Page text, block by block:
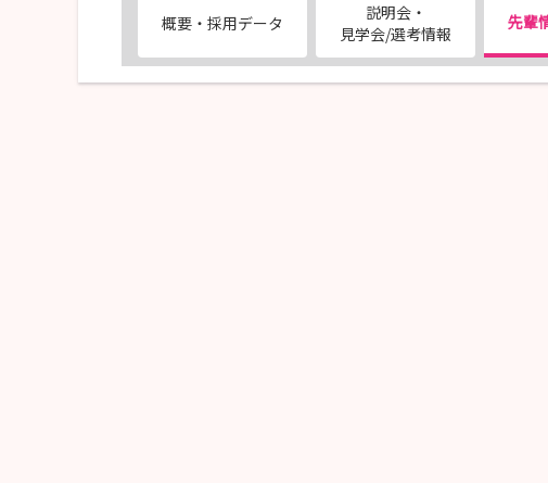
概要・採用データ
説明会・
見学会/選考情報
先輩